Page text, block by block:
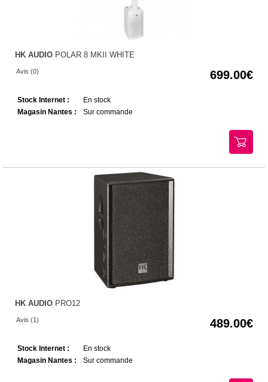
HK AUDIO POLAR 8 MKII WHITE
Avis (0) 699.00
Stock Internet :
En stock
Magasin Nantes :
Sur commande
HK AUDIO PRO12
Avis (1) 489.00
Stock Internet :
En stock
Magasin Nantes :
Sur commande